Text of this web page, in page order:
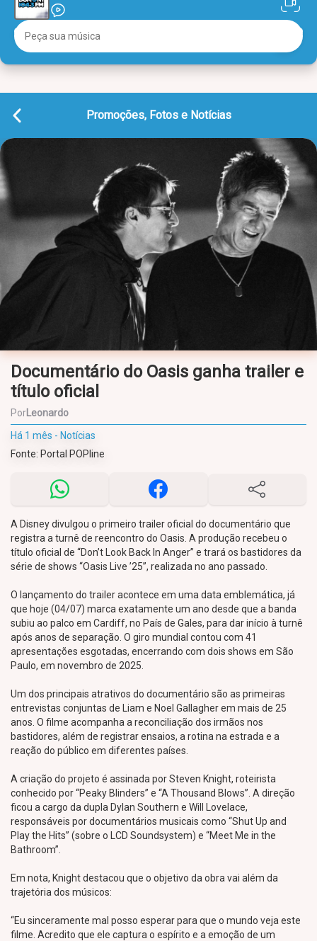
Promoções, Fotos e Notícias
Documentário do Oasis ganha trailer e
título oficial
PorLeonardo
Há 1 mês - Notícias
Fonte: Portal POPline
A Disney divulgou o primeiro trailer oficial do documentário que
registra a turnê de reencontro do Oasis. A produção recebeu o
título oficial de “Don’t Look Back In Anger” e trará os bastidores da
série de shows “Oasis Live ’25”, realizada no ano passado.
O lançamento do trailer acontece em uma data emblemática, já
que hoje (04/07) marca exatamente um ano desde que a banda
subiu ao palco em Cardiff, no País de Gales, para dar início à turnê
após anos de separação. O giro mundial contou com 41
apresentações esgotadas, encerrando com dois shows em São
Paulo, em novembro de 2025.
Um dos principais atrativos do documentário são as primeiras
entrevistas conjuntas de Liam e Noel Gallagher em mais de 25
anos. O filme acompanha a reconciliação dos irmãos nos
bastidores, além de registrar ensaios, a rotina na estrada e a
reação do público em diferentes países.
A criação do projeto é assinada por Steven Knight, roteirista
conhecido por “Peaky Blinders” e “A Thousand Blows”. A direção
ficou a cargo da dupla Dylan Southern e Will Lovelace,
responsáveis por documentários musicais como “Shut Up and
Play the Hits” (sobre o LCD Soundsystem) e “Meet Me in the
Bathroom”.
Em nota, Knight destacou que o objetivo da obra vai além da
trajetória dos músicos:
“Eu sinceramente mal posso esperar para que o mundo veja este
filme. Acredito que ele captura o espírito e a emoção de um